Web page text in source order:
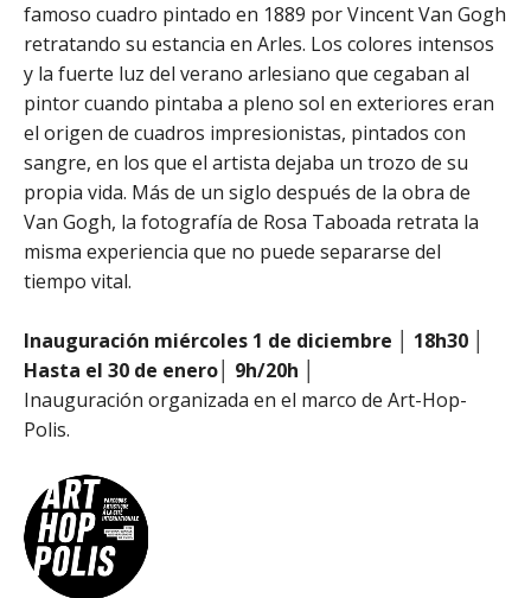
famoso cuadro pintado en 1889 por Vincent Van Gogh
retratando su estancia en Arles. Los colores intensos
y la fuerte luz del verano arlesiano que cegaban al
pintor cuando pintaba a pleno sol en exteriores eran
el origen de cuadros impresionistas, pintados con
sangre, en los que el artista dejaba un trozo de su
propia vida. Más de un siglo después de la obra de
Van Gogh, la fotografía de Rosa Taboada retrata la
misma experiencia que no puede separarse del
tiempo vital.
Inauguración miércoles 1 de diciembre │ 18h30 │
Hasta el 30 de enero│ 9h/20h │
Inauguración organizada en el marco de Art-Hop-
Polis.